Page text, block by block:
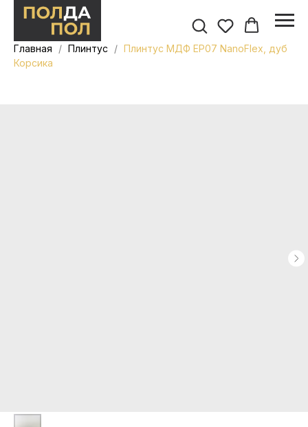
Главная Плинтус
Плинтус МДФ ЕP07 NanoFlex, дуб
Корсика